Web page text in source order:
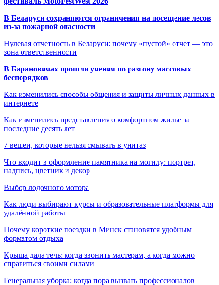
В Беларуси сохраняются ограничения на посещение лесов
из-за пожарной опасности
Нулевая отчетность в Беларуси: почему «пустой» отчет — это
зона ответственности
В Барановичах прошли учения по разгону массовых
беспорядков
Как изменились способы общения и защиты личных данных в
интернете
Как изменились представления о комфортном жилье за
последние десять лет
7 вещей, которые нельзя смывать в унитаз
Что входит в оформление памятника на могилу: портрет,
надпись, цветник и декор
Выбор лодочного мотора
Как люди выбирают курсы и образовательные платформы для
удалённой работы
Почему короткие поездки в Минск становятся удобным
форматом отдыха
Крыша дала течь: когда звонить мастерам, а когда можно
справиться своими силами
Генеральная уборка: когда пора вызвать профессионалов